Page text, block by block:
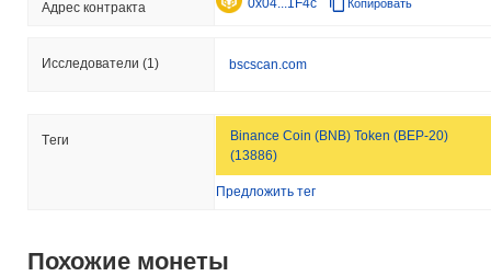
Адрес контракта Копировать
Исследователи (1) bscscan.com
Tеги
Binance Coin (BNB) Token (BEP-20)
(13886)
Предложить тег
Похожие монеты